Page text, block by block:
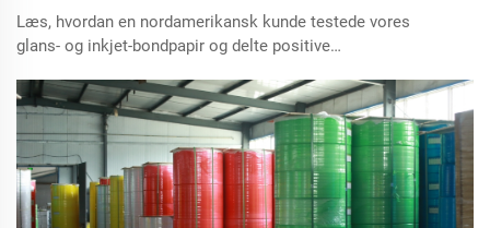
Læs, hvordan en nordamerikansk kunde testede vores
glans- og inkjet-bondpapir og delte positive